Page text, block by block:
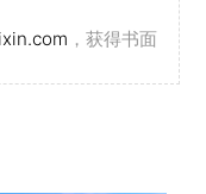
，获得书面